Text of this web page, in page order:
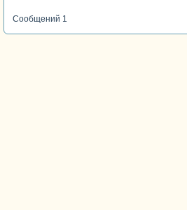
Сообщений 1